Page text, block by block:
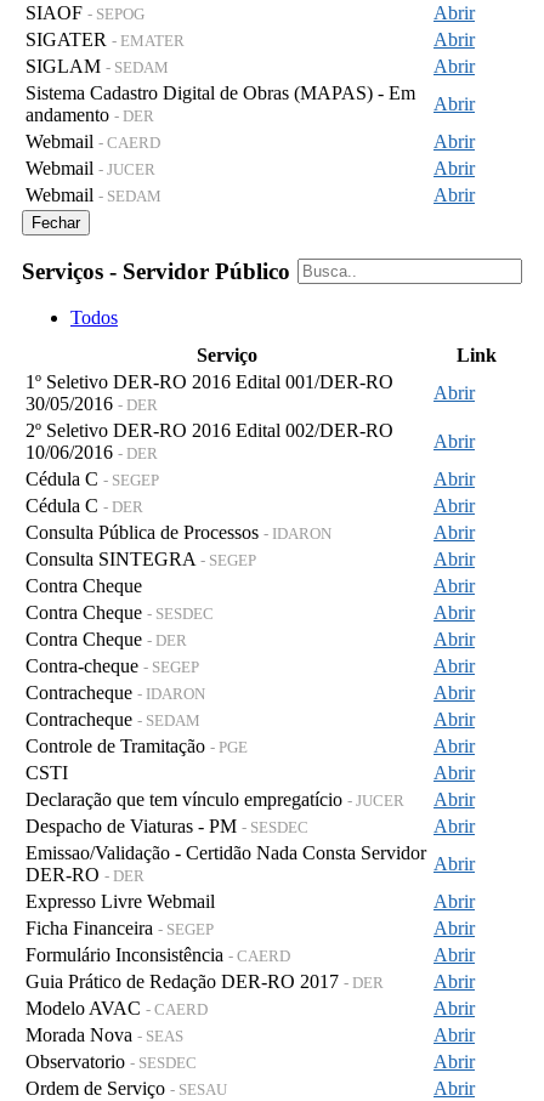
SIAOF - SEPOG
Abrir
SIGATER - EMATER
Abrir
SIGLAM - SEDAM
Abrir
Sistema Cadastro Digital de Obras (MAPAS) - Em
andamento - DER
Abrir
Webmail - CAERD
Abrir
Webmail - JUCER
Abrir
Webmail - SEDAM Abrir
Fechar
Serviços - Servidor Público
Todos
Serviço
Link
1º Seletivo DER-RO 2016 Edital 001/DER-RO
30/05/2016 - DER
Abrir
2º Seletivo DER-RO 2016 Edital 002/DER-RO
10/06/2016 - DER
Abrir
Cédula C - SEGEP
Abrir
Cédula C - DER
Abrir
Consulta Pública de Processos - IDARON
Abrir
Consulta SINTEGRA - SEGEP
Abrir
Contra Cheque
Abrir
Contra Cheque - SESDEC
Abrir
Contra Cheque - DER
Abrir
Contra-cheque - SEGEP
Abrir
Contracheque - IDARON
Abrir
Contracheque - SEDAM
Abrir
Controle de Tramitação - PGE
Abrir
CSTI
Abrir
Declaração que tem vínculo empregatício - JUCER
Abrir
Despacho de Viaturas - PM - SESDEC
Abrir
Emissao/Validação - Certidão Nada Consta Servidor
DER-RO - DER
Abrir
Expresso Livre Webmail
Abrir
Ficha Financeira - SEGEP
Abrir
Formulário Inconsistência - CAERD
Abrir
Guia Prático de Redação DER-RO 2017 - DER
Abrir
Modelo AVAC - CAERD
Abrir
Morada Nova - SEAS
Abrir
Observatorio - SESDEC
Abrir
Ordem de Serviço - SESAU
Abrir